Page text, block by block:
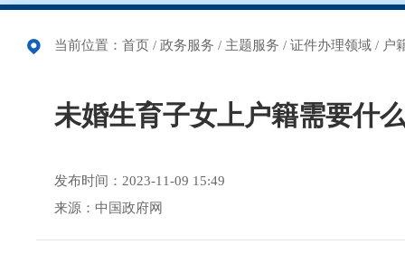
当前位置： 首页 / 政务服务 / 主题服务 / 证件办理领域 / 户
未婚生育子女上户籍需要什
发布时间：2023-11-09 15:49
来源：中国政府网